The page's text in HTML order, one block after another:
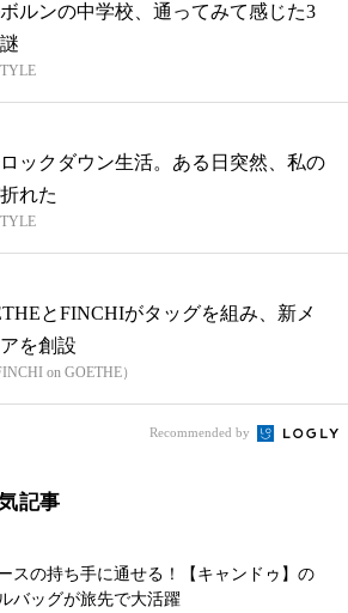
ボルンの中学校、通ってみて感じた3
ックダウン生活。ある日突然、私の
れた
とFINCHIがタッグを組み、新メ
を創設
on GOETHE）
Recommended by
記事
スの持ち手に通せる！【キャンドゥ】の
バッグが旅先で大活躍